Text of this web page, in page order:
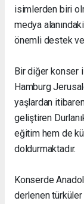
isimlerden biri
medya
önemli destek
Bir diğer konser
Hamburg
yaşlardan
geliştiren
eğitim hem de
doldurmaktadır.
Konserde
derlenen